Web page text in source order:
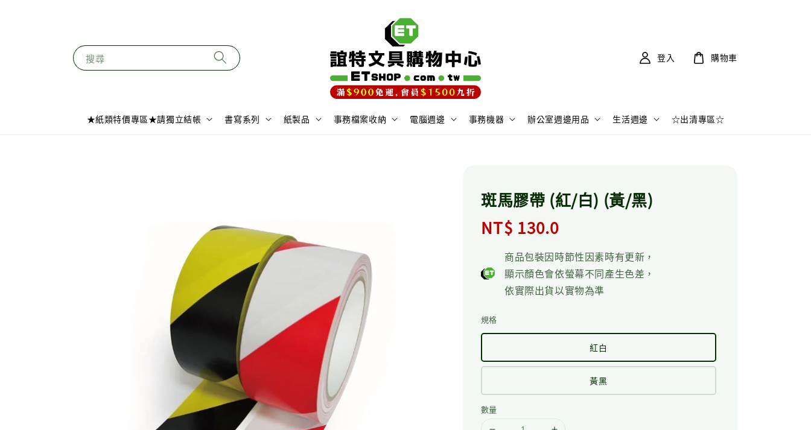
搜尋
★紙類特價專區★請獨立結帳 書寫系列 紙製品 事務檔案收納 電腦週邊 事務機器 辦公室週邊用品 生活週邊 ☆出清專區☆
登入 購物車
斑馬膠帶 (紅/白) (黃/黑)
Regular
price
NT$ 130.0
商品包裝因時節性因素時有更新，
顯示顏色會依螢幕不同產生色差，
依實際出貨以實物為準
規格
紅白
黃黑
數量